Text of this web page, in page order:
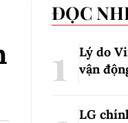
ĐỌC
Lý do
vận
LG